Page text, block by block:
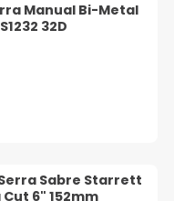
Manual Bi-Metal
32D
Sabre Starrett
6" 152mm